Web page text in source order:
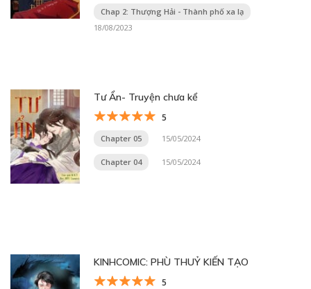
Chap 2: Thượng Hải - Thành phố xa lạ
18/08/2023
Tư Ẩn- Truyện chưa kể
5
Chapter 05 15/05/2024
Chapter 04 15/05/2024
KINHCOMIC: PHÙ THUỶ KIẾN TẠO
5